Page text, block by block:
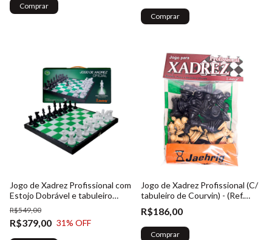
Comprar
Jogo de Xadrez Profissional com
Estojo Dobrável e tabuleiro
embutido (Verde e Branco) -
(Ref. 018)
R$379,00
R$549,00
31% OFF
Jogo de Xadrez Profissional (C/
tabuleiro de Courvin) - (Ref.
005)
R$186,00
Comprar